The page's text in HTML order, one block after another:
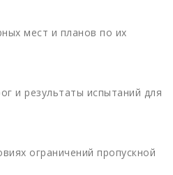
мест и планов по их
и результаты испытаний для
ограничений пропускной